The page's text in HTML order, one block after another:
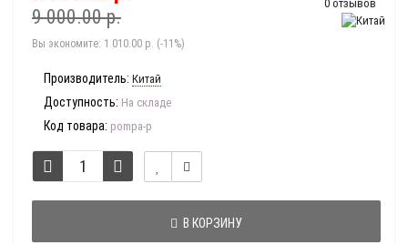
0 отзывов
9 000.00 р.
Вы экономите: 1 010.00 р. (-11%)
Производитель: Китай
Доступность: На складе
Код товара: pompa-p
В КОРЗИНУ